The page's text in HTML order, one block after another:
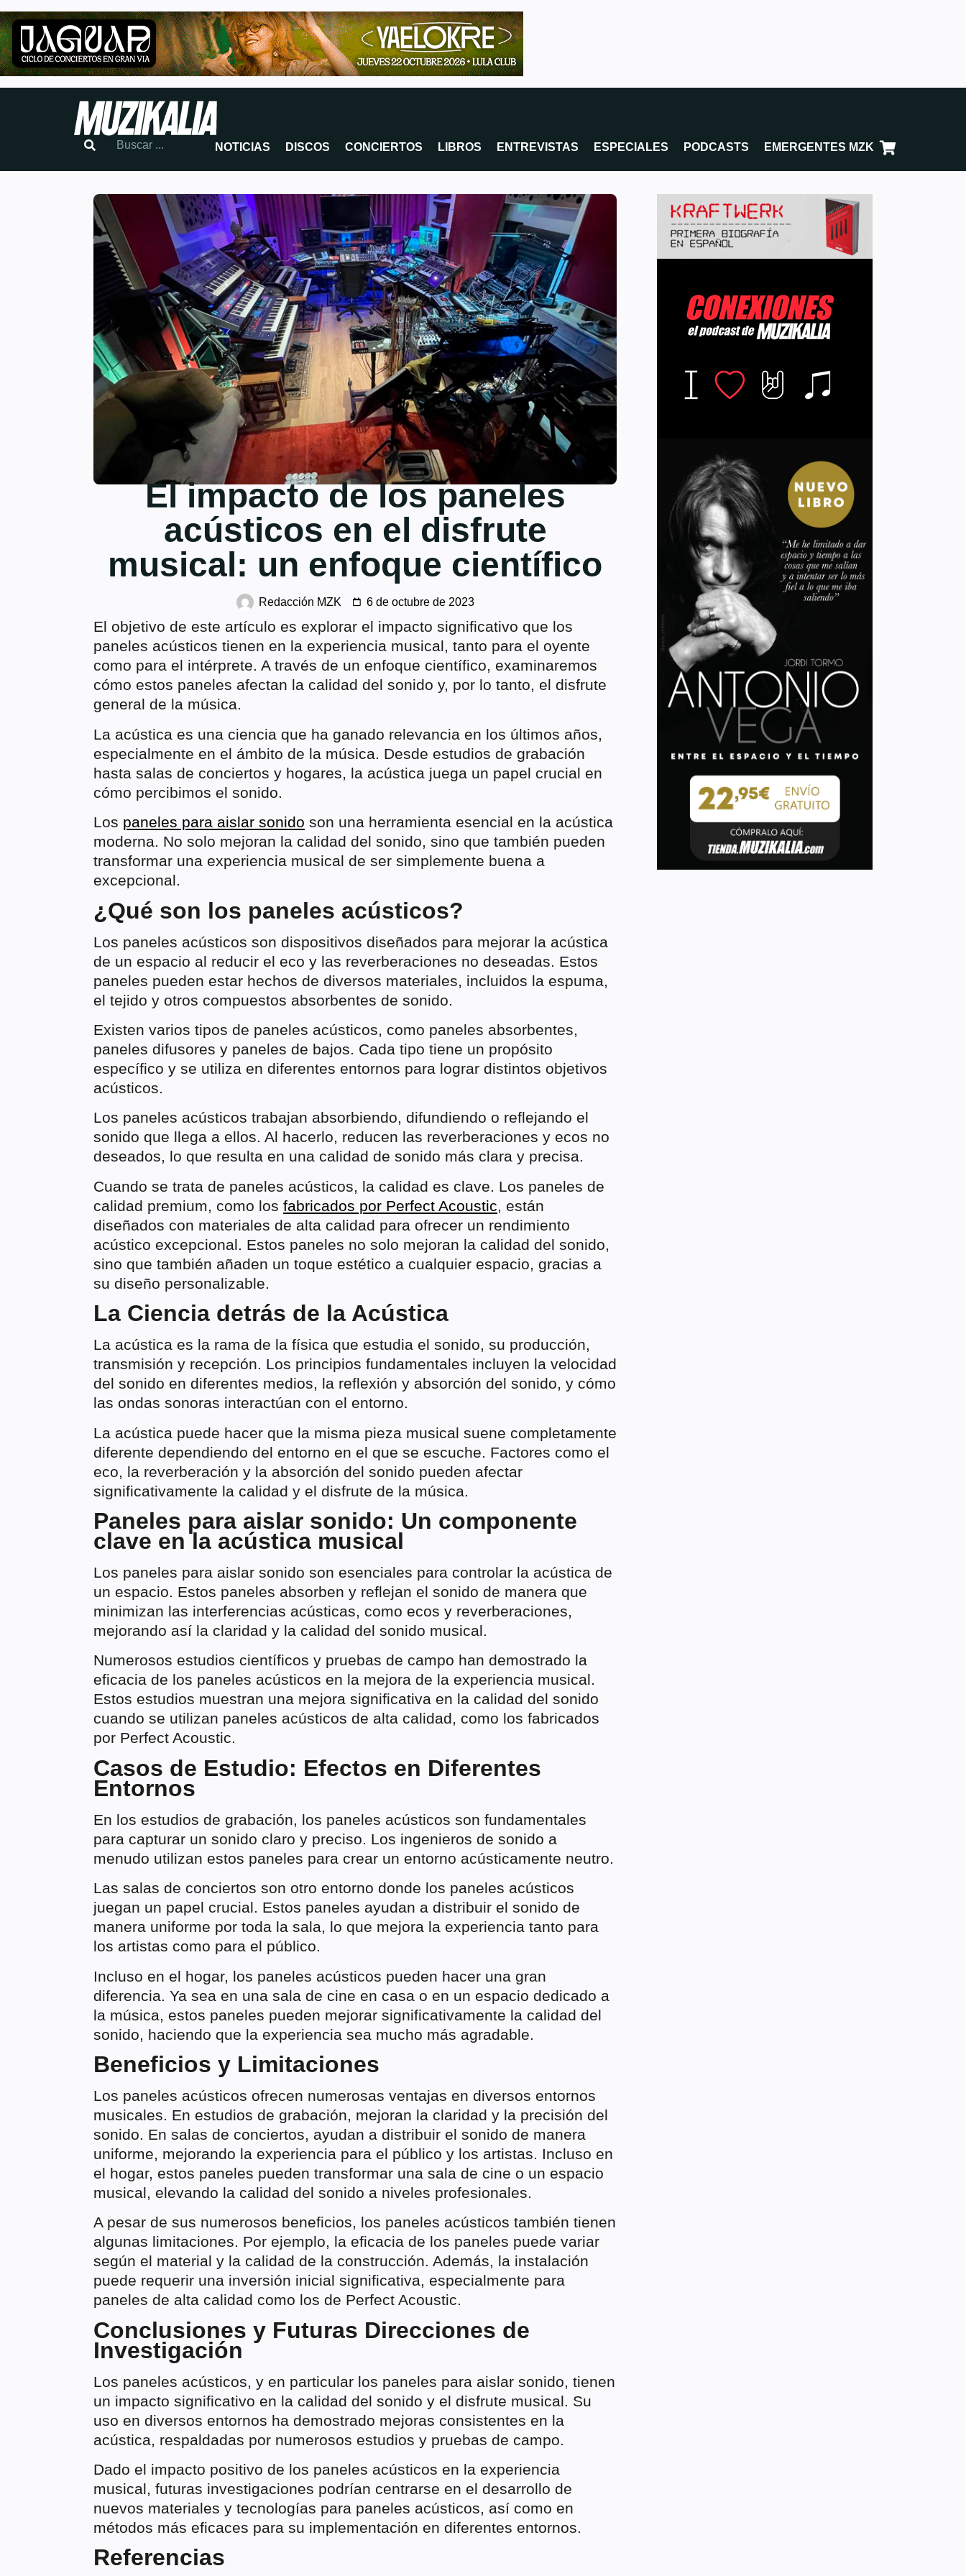
NOTICIAS DISCOS CONCIERTOS LIBROS ENTREVISTAS ESPECIALES PODCASTS EMERGENTES MZK
El impacto de los paneles
acústicos en el disfrute
musical: un enfoque científico
Redacción MZK 6 de octubre de 2023
El objetivo de este artículo es explorar el impacto significativo que los
paneles acústicos tienen en la experiencia musical, tanto para el oyente
como para el intérprete. A través de un enfoque científico, examinaremos
cómo estos paneles afectan la calidad del sonido y, por lo tanto, el disfrute
general de la música.
La acústica es una ciencia que ha ganado relevancia en los últimos años,
especialmente en el ámbito de la música. Desde estudios de grabación
hasta salas de conciertos y hogares, la acústica juega un papel crucial en
cómo percibimos el sonido.
Los paneles para aislar sonido son una herramienta esencial en la acústica
moderna. No solo mejoran la calidad del sonido, sino que también pueden
transformar una experiencia musical de ser simplemente buena a
excepcional.
¿Qué son los paneles acústicos?
Los paneles acústicos son dispositivos diseñados para mejorar la acústica
de un espacio al reducir el eco y las reverberaciones no deseadas. Estos
paneles pueden estar hechos de diversos materiales, incluidos la espuma,
el tejido y otros compuestos absorbentes de sonido.
Existen varios tipos de paneles acústicos, como paneles absorbentes,
paneles difusores y paneles de bajos. Cada tipo tiene un propósito
específico y se utiliza en diferentes entornos para lograr distintos objetivos
acústicos.
Los paneles acústicos trabajan absorbiendo, difundiendo o reflejando el
sonido que llega a ellos. Al hacerlo, reducen las reverberaciones y ecos no
deseados, lo que resulta en una calidad de sonido más clara y precisa.
Cuando se trata de paneles acústicos, la calidad es clave. Los paneles de
calidad premium, como los fabricados por Perfect Acoustic, están
diseñados con materiales de alta calidad para ofrecer un rendimiento
acústico excepcional. Estos paneles no solo mejoran la calidad del sonido,
sino que también añaden un toque estético a cualquier espacio, gracias a
su diseño personalizable.
La Ciencia detrás de la Acústica
La acústica es la rama de la física que estudia el sonido, su producción,
transmisión y recepción. Los principios fundamentales incluyen la velocidad
del sonido en diferentes medios, la reflexión y absorción del sonido, y cómo
las ondas sonoras interactúan con el entorno.
La acústica puede hacer que la misma pieza musical suene completamente
diferente dependiendo del entorno en el que se escuche. Factores como el
eco, la reverberación y la absorción del sonido pueden afectar
significativamente la calidad y el disfrute de la música.
Paneles para aislar sonido: Un componente
clave en la acústica musical
Los paneles para aislar sonido son esenciales para controlar la acústica de
un espacio. Estos paneles absorben y reflejan el sonido de manera que
minimizan las interferencias acústicas, como ecos y reverberaciones,
mejorando así la claridad y la calidad del sonido musical.
Numerosos estudios científicos y pruebas de campo han demostrado la
eficacia de los paneles acústicos en la mejora de la experiencia musical.
Estos estudios muestran una mejora significativa en la calidad del sonido
cuando se utilizan paneles acústicos de alta calidad, como los fabricados
por Perfect Acoustic.
Casos de Estudio: Efectos en Diferentes
Entornos
En los estudios de grabación, los paneles acústicos son fundamentales
para capturar un sonido claro y preciso. Los ingenieros de sonido a
menudo utilizan estos paneles para crear un entorno acústicamente neutro.
Las salas de conciertos son otro entorno donde los paneles acústicos
juegan un papel crucial. Estos paneles ayudan a distribuir el sonido de
manera uniforme por toda la sala, lo que mejora la experiencia tanto para
los artistas como para el público.
Incluso en el hogar, los paneles acústicos pueden hacer una gran
diferencia. Ya sea en una sala de cine en casa o en un espacio dedicado a
la música, estos paneles pueden mejorar significativamente la calidad del
sonido, haciendo que la experiencia sea mucho más agradable.
Beneficios y Limitaciones
Los paneles acústicos ofrecen numerosas ventajas en diversos entornos
musicales. En estudios de grabación, mejoran la claridad y la precisión del
sonido. En salas de conciertos, ayudan a distribuir el sonido de manera
uniforme, mejorando la experiencia para el público y los artistas. Incluso en
el hogar, estos paneles pueden transformar una sala de cine o un espacio
musical, elevando la calidad del sonido a niveles profesionales.
A pesar de sus numerosos beneficios, los paneles acústicos también tienen
algunas limitaciones. Por ejemplo, la eficacia de los paneles puede variar
según el material y la calidad de la construcción. Además, la instalación
puede requerir una inversión inicial significativa, especialmente para
paneles de alta calidad como los de Perfect Acoustic.
Conclusiones y Futuras Direcciones de
Investigación
Los paneles acústicos, y en particular los paneles para aislar sonido, tienen
un impacto significativo en la calidad del sonido y el disfrute musical. Su
uso en diversos entornos ha demostrado mejoras consistentes en la
acústica, respaldadas por numerosos estudios y pruebas de campo.
Dado el impacto positivo de los paneles acústicos en la experiencia
musical, futuras investigaciones podrían centrarse en el desarrollo de
nuevos materiales y tecnologías para paneles acústicos, así como en
métodos más eficaces para su implementación en diferentes entornos.
Referencias